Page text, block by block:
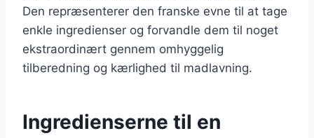
Den repræsenterer den franske evne til at tage
enkle ingredienser og forvandle dem til noget
ekstraordinært gennem omhyggelig
tilberedning og kærlighed til madlavning.
Ingredienserne til en